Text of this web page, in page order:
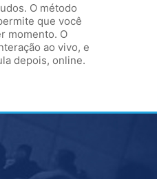
O método
que você
momento. O
ao vivo, e
depois, online.